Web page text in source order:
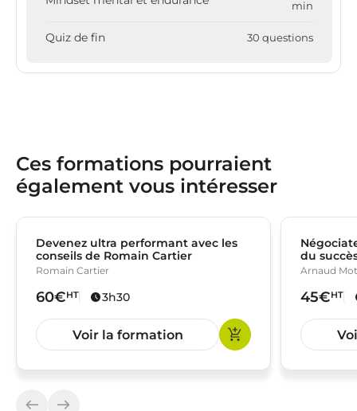
min
Quiz de fin 30 questions
Ces formations pourraient
également vous intéresser
Devenez ultra performant avec les
conseils de Romain Cartier
Romain Cartier
60€HT 3h30
Voir la formation
du
Arnaud
45€HT